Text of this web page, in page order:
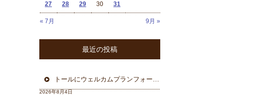
« 7月 9月 »
27 28 29 30 31
最近の投稿
トールにウェルカムプランフォーカルスピーカー＆ウーハー
2026年8月4日